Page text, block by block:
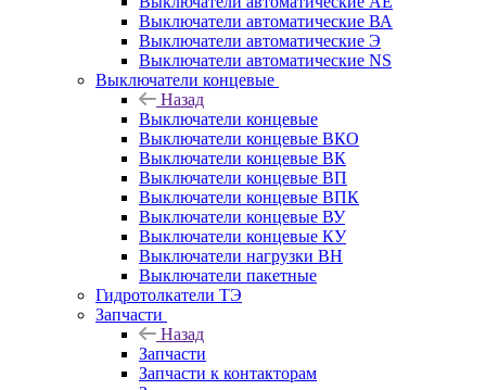
Выключатели автоматические ВА
Выключатели автоматические Э
Выключатели автоматические NS
Выключатели концевые
Назад
Выключатели концевые
Выключатели концевые ВКО
Выключатели концевые ВК
Выключатели концевые ВП
Выключатели концевые ВПК
Выключатели концевые ВУ
Выключатели концевые КУ
Выключатели нагрузки ВН
Выключатели пакетные
Гидротолкатели ТЭ
Запчасти
Назад
Запчасти
Запчасти к контакторам